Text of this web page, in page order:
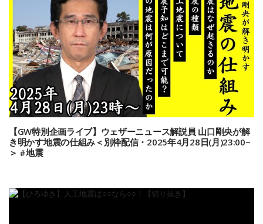
【GW特別企画ライブ】ウェザーニュース解説員 山口剛央が解
き明かす地震の仕組み＜別枠配信・2025年4月28日(月)23:00~
＞ #地震